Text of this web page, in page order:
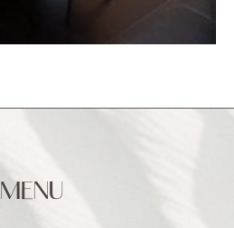
MENU